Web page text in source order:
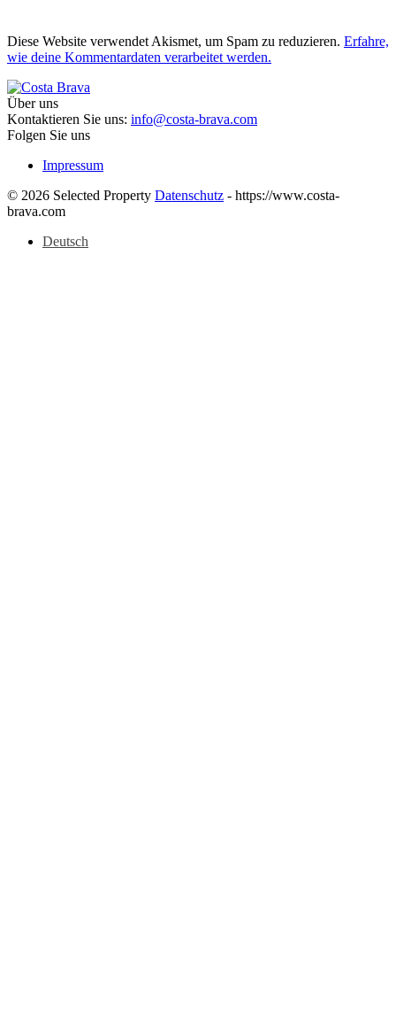
Diese Website verwendet Akismet, um Spam zu reduzieren. Erfahre,
wie deine Kommentardaten verarbeitet werden.
Über uns
Kontaktieren Sie uns: info@costa-brava.com
Folgen Sie uns
Impressum
© 2026 Selected Property Datenschutz - https://www.costa-
brava.com
Deutsch